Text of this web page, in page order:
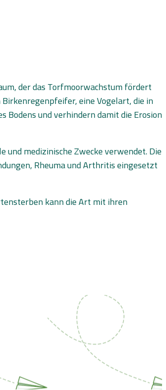
der das Torfmoorwachstum fördert
eine Vogelart, die in
Bodens und verhindern damit die Erosion
medizinische Zwecke verwendet. Die
Rheuma und Arthritis eingesetzt
kann die Art mit ihren